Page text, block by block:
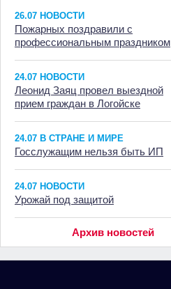
26.07 НОВОСТИ
Пожарных поздравили с
профессиональным праздником
24.07 НОВОСТИ
Леонид Заяц провел выездной
прием граждан в Логойске
24.07 В СТРАНЕ И МИРЕ
Госслужащим нельзя быть ИП
24.07 НОВОСТИ
Урожай под защитой
Архив новостей